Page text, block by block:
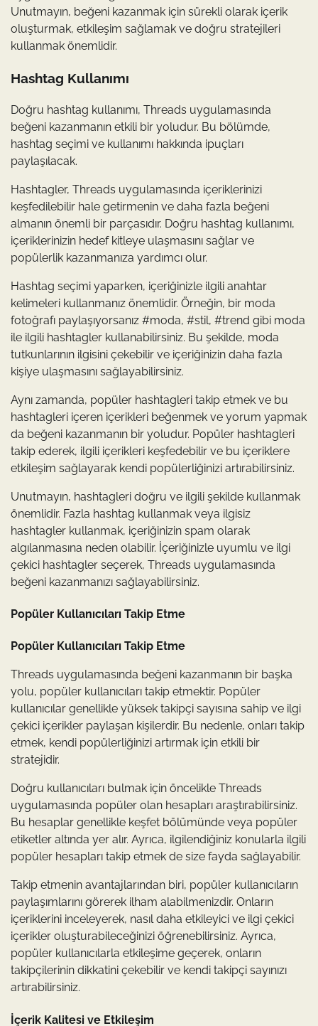
Unutmayın, beğeni kazanmak için sürekli olarak içerik
oluşturmak, etkileşim sağlamak ve doğru stratejileri
kullanmak önemlidir.
Hashtag Kullanımı
Doğru hashtag kullanımı, Threads uygulamasında
beğeni kazanmanın etkili bir yoludur. Bu bölümde,
hashtag seçimi ve kullanımı hakkında ipuçları
paylaşılacak.
Hashtagler, Threads uygulamasında içeriklerinizi
keşfedilebilir hale getirmenin ve daha fazla beğeni
almanın önemli bir parçasıdır. Doğru hashtag kullanımı,
içeriklerinizin hedef kitleye ulaşmasını sağlar ve
popülerlik kazanmanıza yardımcı olur.
Hashtag seçimi yaparken, içeriğinizle ilgili anahtar
kelimeleri kullanmanız önemlidir. Örneğin, bir moda
fotoğrafı paylaşıyorsanız #moda, #stil, #trend gibi moda
ile ilgili hashtagler kullanabilirsiniz. Bu şekilde, moda
tutkunlarının ilgisini çekebilir ve içeriğinizin daha fazla
kişiye ulaşmasını sağlayabilirsiniz.
Aynı zamanda, popüler hashtagleri takip etmek ve bu
hashtagleri içeren içerikleri beğenmek ve yorum yapmak
da beğeni kazanmanın bir yoludur. Popüler hashtagleri
takip ederek, ilgili içerikleri keşfedebilir ve bu içeriklere
etkileşim sağlayarak kendi popülerliğinizi artırabilirsiniz.
Unutmayın, hashtagleri doğru ve ilgili şekilde kullanmak
önemlidir. Fazla hashtag kullanmak veya ilgisiz
hashtagler kullanmak, içeriğinizin spam olarak
algılanmasına neden olabilir. İçeriğinizle uyumlu ve ilgi
çekici hashtagler seçerek, Threads uygulamasında
beğeni kazanmanızı sağlayabilirsiniz.
Popüler Kullanıcıları Takip Etme
Popüler Kullanıcıları Takip Etme
Threads uygulamasında beğeni kazanmanın bir başka
yolu, popüler kullanıcıları takip etmektir. Popüler
kullanıcılar genellikle yüksek takipçi sayısına sahip ve ilgi
çekici içerikler paylaşan kişilerdir. Bu nedenle, onları takip
etmek, kendi popülerliğinizi artırmak için etkili bir
stratejidir.
Doğru kullanıcıları bulmak için öncelikle Threads
uygulamasında popüler olan hesapları araştırabilirsiniz.
Bu hesaplar genellikle keşfet bölümünde veya popüler
etiketler altında yer alır. Ayrıca, ilgilendiğiniz konularla ilgili
popüler hesapları takip etmek de size fayda sağlayabilir.
Takip etmenin avantajlarından biri, popüler kullanıcıların
paylaşımlarını görerek ilham alabilmenizdir. Onların
içeriklerini inceleyerek, nasıl daha etkileyici ve ilgi çekici
içerikler oluşturabileceğinizi öğrenebilirsiniz. Ayrıca,
popüler kullanıcılarla etkileşime geçerek, onların
takipçilerinin dikkatini çekebilir ve kendi takipçi sayınızı
artırabilirsiniz.
İçerik Kalitesi ve Etkileşim